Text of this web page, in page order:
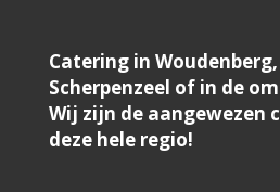
Catering in
Scherpenzeel of in de
Wij zijn de aangewezen
deze hele regio!